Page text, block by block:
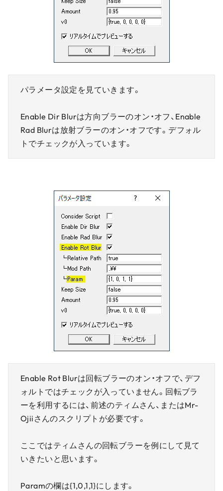
パラメータ設定を見ていきます。
Enable Dir Blurは方向ブラーのオン・オフ、Enable
Rad Blurは放射ブラーのオン・オフです。デフォル
トでチェックが入っています。
Enable Rot Blurは回転ブラーのオン・オフで、デフ
ォルトではチェックが入っていません。回転ブラ
ーを利用するには、前述のティムさん、またはMr-
Ojiiさんのスクリプトが必要です。
ここではティムさんの回転ブラーを例にして見て
いきたいと思います。
Paramの欄は{1,0,1,1}にします。